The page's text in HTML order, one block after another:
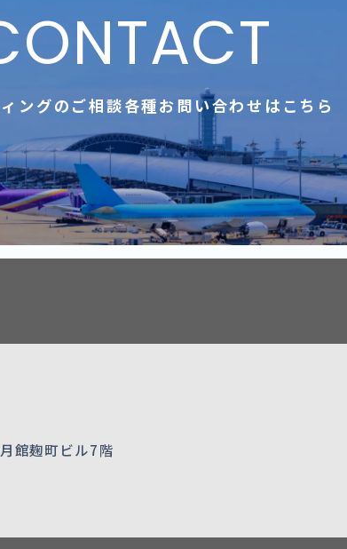
ングのご相談各種お問い合わせはこちら
館麹町ビル7階